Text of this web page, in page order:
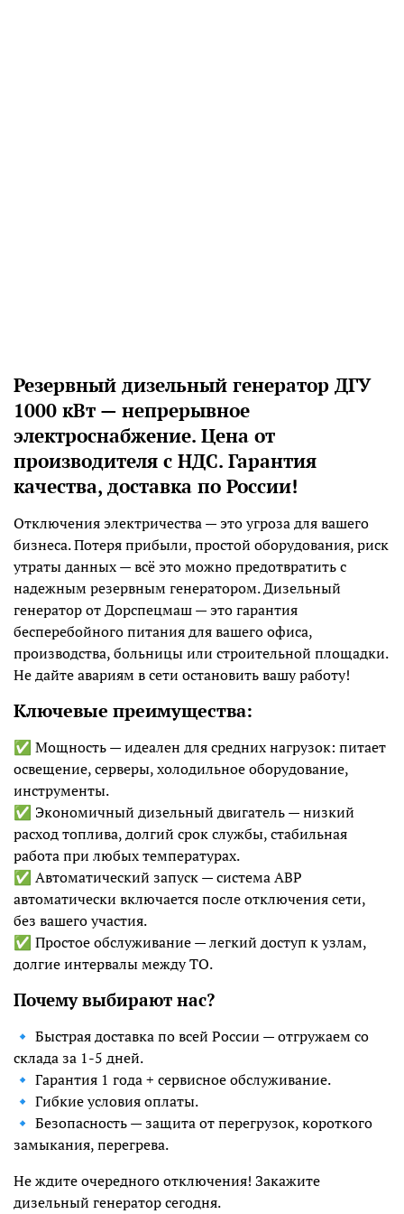
Резервный дизельный генератор ДГУ
1000 кВт — непрерывное
электроснабжение. Цена от
производителя с НДС. Гарантия
качества, доставка по России!
Отключения электричества — это угроза для вашего
бизнеса. Потеря прибыли, простой оборудования, риск
утраты данных — всё это можно предотвратить с
надежным резервным генератором. Дизельный
генератор от Дорспецмаш — это гарантия
бесперебойного питания для вашего офиса,
производства, больницы или строительной площадки.
Не дайте авариям в сети остановить вашу работу!
Ключевые преимущества:
✅ Мощность — идеален для средних нагрузок: питает
освещение, серверы, холодильное оборудование,
инструменты.
✅ Экономичный дизельный двигатель — низкий
расход топлива, долгий срок службы, стабильная
работа при любых температурах.
✅ Автоматический запуск — система АВР
автоматически включается после отключения сети,
без вашего участия.
✅ Простое обслуживание — легкий доступ к узлам,
долгие интервалы между ТО.
Почему выбирают нас?
🔹 Быстрая доставка по всей России — отгружаем со
склада за 1-5 дней.
🔹 Гарантия 1 года + сервисное обслуживание.
🔹 Гибкие условия оплаты.
🔹 Безопасность — защита от перегрузок, короткого
замыкания, перегрева.
Не ждите очередного отключения! Закажите
дизельный генератор сегодня.